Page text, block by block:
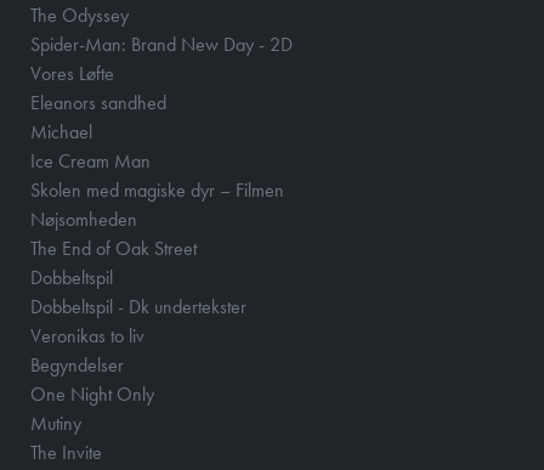
The Odyssey
Spider-Man: Brand New Day - 2D
Vores Løfte
Eleanors sandhed
Michael
Ice Cream Man
Skolen med magiske dyr – Filmen
Nøjsomheden
The End of Oak Street
Dobbeltspil
Dobbeltspil - Dk undertekster
Veronikas to liv
Begyndelser
One Night Only
Mutiny
The Invite